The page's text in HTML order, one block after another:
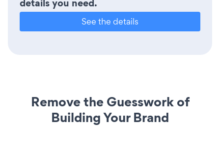
details you need.
See the details
Remove the Guesswork of
Building Your Brand